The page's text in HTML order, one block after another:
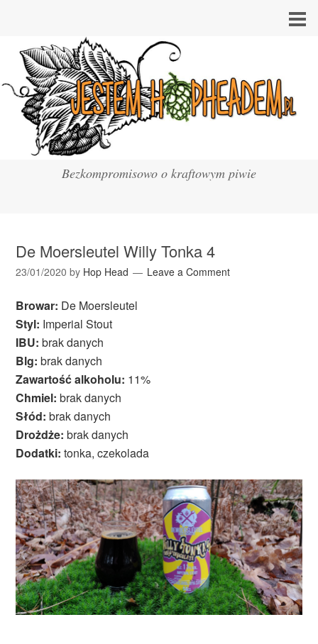
Bezkompromisowo o kraftowym piwie
De Moersleutel Willy Tonka 4
23/01/2020 by Hop Head Leave a Comment
Browar: De Moersleutel
Styl: Imperial Stout
IBU: brak danych
Blg: brak danych
Zawartość alkoholu: 11%
Chmiel: brak danych
Słód: brak danych
Drożdże: brak danych
Dodatki: tonka, czekolada